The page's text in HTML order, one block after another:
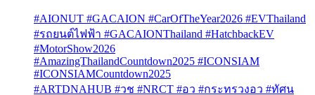
#AIONUT #GACAION #CarOfTheYear2026 #EVThailand
#รถยนต์ไฟฟ้า #GACAIONThailand #HatchbackEV
#MotorShow2026
#AmazingThailandCountdown2025 #ICONSIAM
#ICONSIAMCountdown2025
#ARTDNAHUB #วช #NRCT #อว #กระทรวงอว #ทัศน